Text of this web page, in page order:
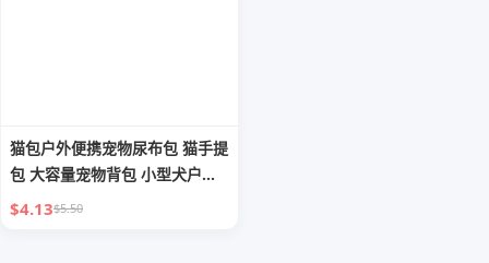
猫包户外便携宠物尿布包 猫手提
包 大容量宠物背包 小型犬户外
携带
$4.13$5.50